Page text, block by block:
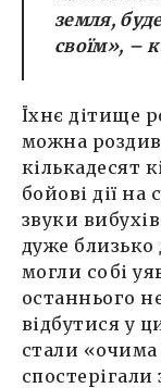
земля,
своїм», –
Їхнє дітище
можна
кількадесят
бойові дії на
звуки
дуже близько
могли собі
останнього
відбутися у
стали